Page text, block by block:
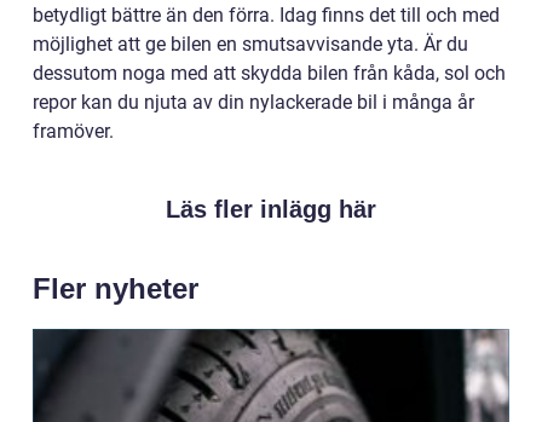
betydligt bättre än den förra. Idag finns det till och med
möjlighet att ge bilen en smutsavvisande yta. Är du
dessutom noga med att skydda bilen från kåda, sol och
repor kan du njuta av din nylackerade bil i många år
framöver.
Läs fler inlägg här
Fler nyheter